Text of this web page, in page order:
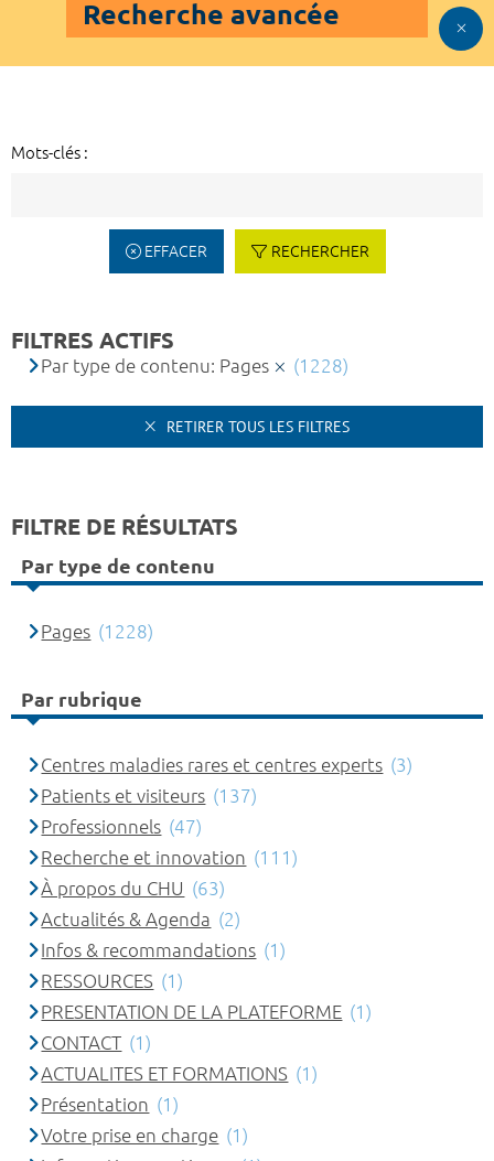
Recherche avancée
Mots-clés :
EFFACER RECHERCHER
FILTRES ACTIFS
Par type de contenu: Pages (1228)
RETIRER TOUS LES FILTRES
FILTRE DE RÉSULTATS
Par type de contenu
Pages (1228)
Par rubrique
Centres maladies rares et centres experts (3)
Patients et visiteurs (137)
Professionnels (47)
Recherche et innovation (111)
À propos du CHU (63)
Actualités & Agenda (2)
Infos & recommandations (1)
RESSOURCES (1)
PRESENTATION DE LA PLATEFORME (1)
CONTACT (1)
ACTUALITES ET FORMATIONS (1)
Présentation (1)
Votre prise en charge (1)